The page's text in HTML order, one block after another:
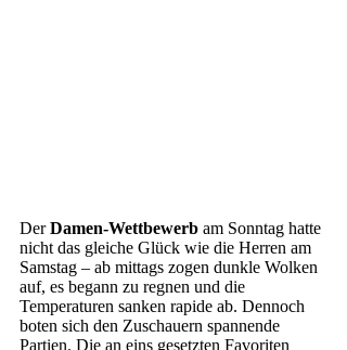
Der Damen-Wettbewerb am Sonntag hatte
nicht das gleiche Glück wie die Herren am
Samstag – ab mittags zogen dunkle Wolken
auf, es begann zu regnen und die
Temperaturen sanken rapide ab. Dennoch
boten sich den Zuschauern spannende
Partien. Die an eins gesetzten Favoriten